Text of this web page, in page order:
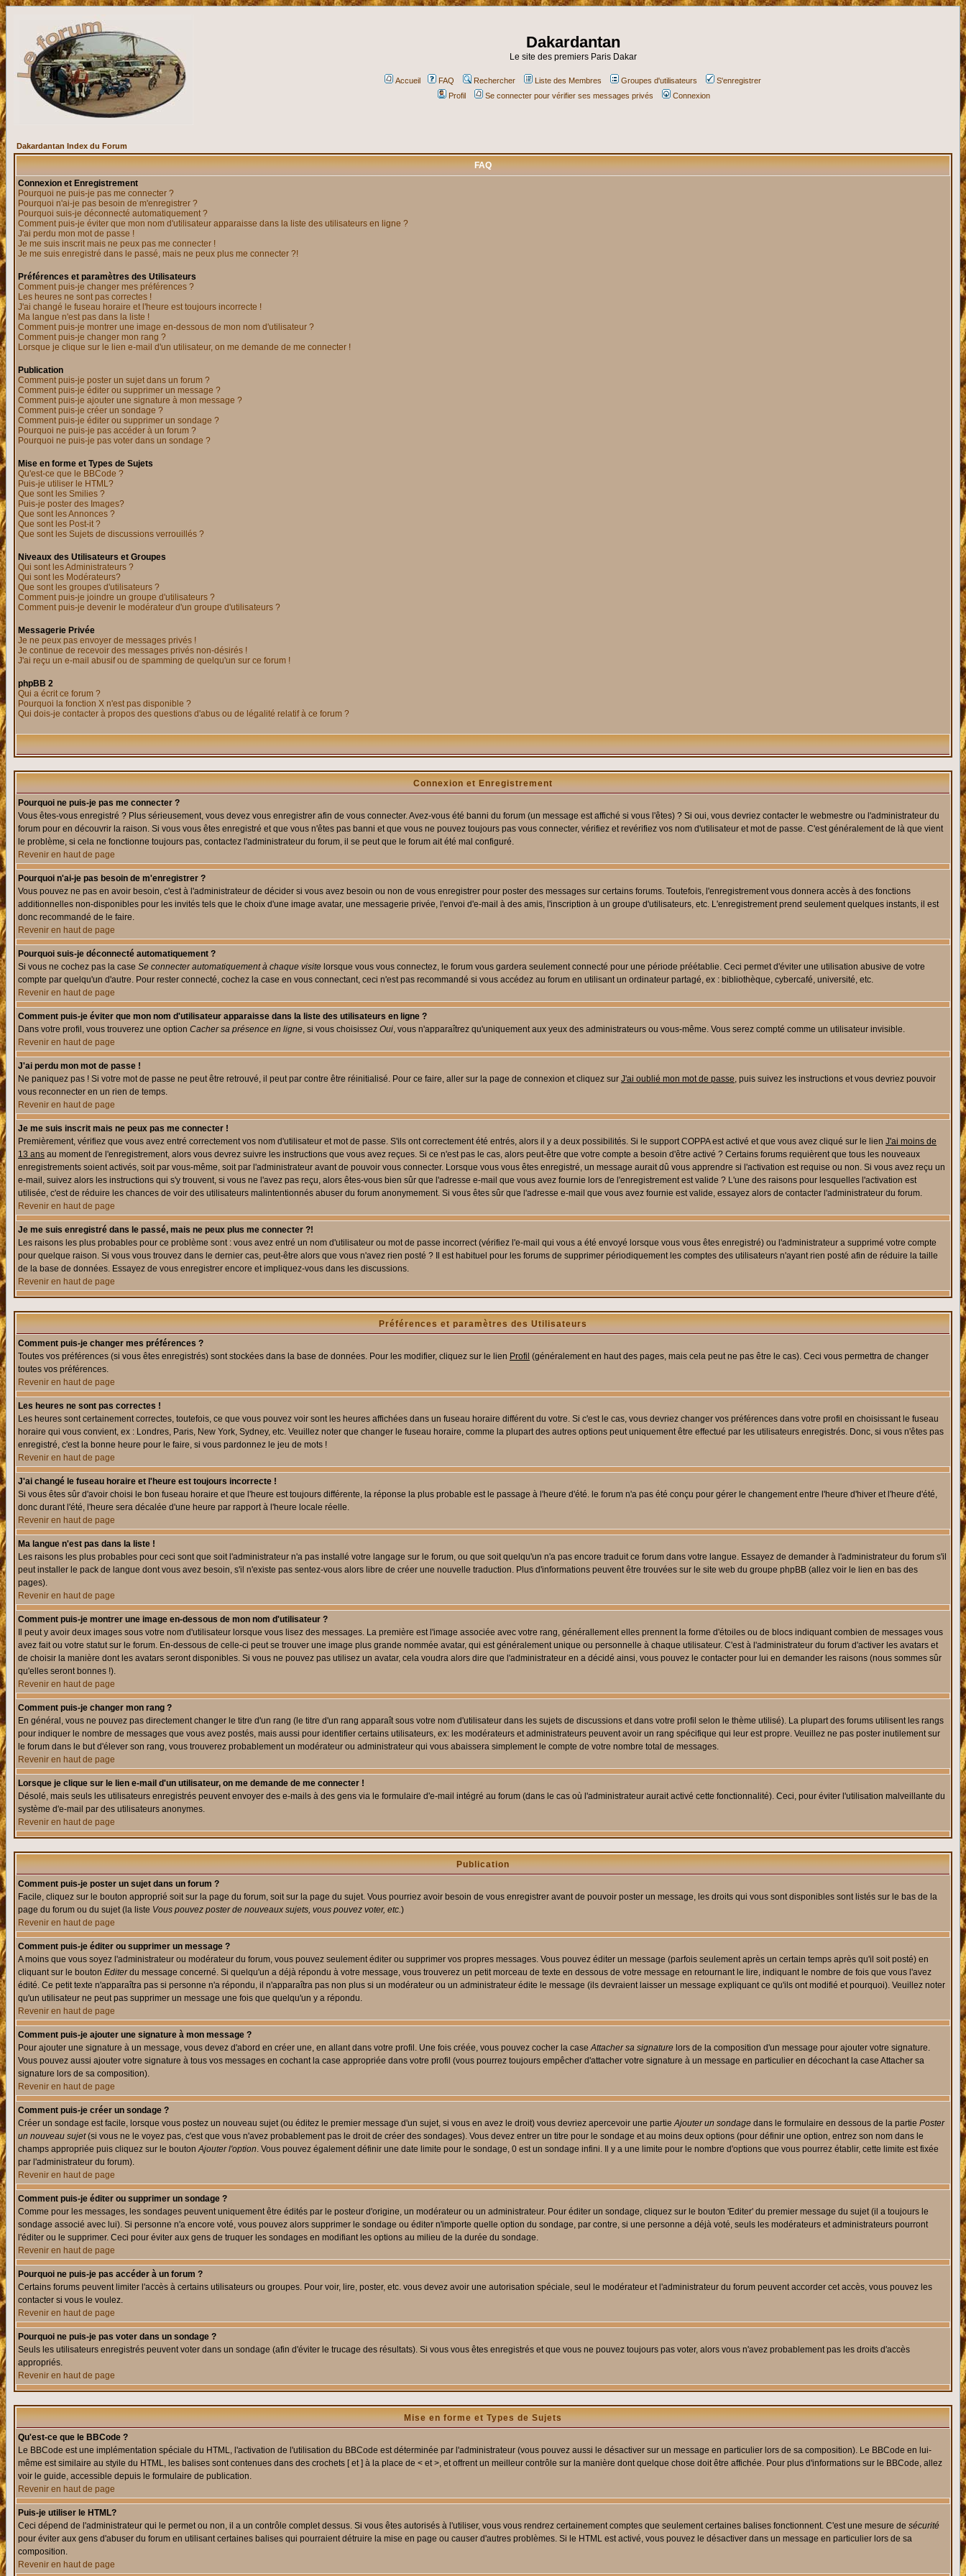
Dakardantan
Le site des premiers Paris Dakar
Accueil FAQ Rechercher Liste des Membres Groupes d'utilisateurs
S'enregistrer
Profil
Se connecter pour vérifier ses messages privés Connexion
Dakardantan Index du Forum
FAQ
Connexion et Enregistrement
Pourquoi ne puis-je pas me connecter ?
Pourquoi n'ai-je pas besoin de m'enregistrer ?
Pourquoi suis-je déconnecté automatiquement ?
Comment puis-je éviter que mon nom d'utilisateur apparaisse dans la liste des utilisateurs en ligne ?
J'ai perdu mon mot de passe !
Je me suis inscrit mais ne peux pas me connecter !
Je me suis enregistré dans le passé, mais ne peux plus me connecter ?!
Préférences et paramètres des Utilisateurs
Comment puis-je changer mes préférences ?
Les heures ne sont pas correctes !
J'ai changé le fuseau horaire et l'heure est toujours incorrecte !
Ma langue n'est pas dans la liste !
Comment puis-je montrer une image en-dessous de mon nom d'utilisateur ?
Comment puis-je changer mon rang ?
Lorsque je clique sur le lien e-mail d'un utilisateur, on me demande de me connecter !
Publication
Comment puis-je poster un sujet dans un forum ?
Comment puis-je éditer ou supprimer un message ?
Comment puis-je ajouter une signature à mon message ?
Comment puis-je créer un sondage ?
Comment puis-je éditer ou supprimer un sondage ?
Pourquoi ne puis-je pas accéder à un forum ?
Pourquoi ne puis-je pas voter dans un sondage ?
Mise en forme et Types de Sujets
Qu'est-ce que le BBCode ?
Puis-je utiliser le HTML?
Que sont les Smilies ?
Puis-je poster des Images?
Que sont les Annonces ?
Que sont les Post-it ?
Que sont les Sujets de discussions verrouillés ?
Niveaux des Utilisateurs et Groupes
Qui sont les Administrateurs ?
Qui sont les Modérateurs?
Que sont les groupes d'utilisateurs ?
Comment puis-je joindre un groupe d'utilisateurs ?
Comment puis-je devenir le modérateur d'un groupe d'utilisateurs ?
Messagerie Privée
Je ne peux pas envoyer de messages privés !
Je continue de recevoir des messages privés non-désirés !
J'ai reçu un e-mail abusif ou de spamming de quelqu'un sur ce forum !
phpBB 2
Qui a écrit ce forum ?
Pourquoi la fonction X n'est pas disponible ?
Qui dois-je contacter à propos des questions d'abus ou de légalité relatif à ce forum ?
Connexion et Enregistrement
Pourquoi ne puis-je pas me connecter ?
Vous êtes-vous enregistré ? Plus sérieusement, vous devez vous enregistrer afin de vous connecter. Avez-vous été banni du forum (un message est affiché si vous l'êtes) ? Si oui, vous devriez contacter le webmestre ou l'administrateur du
forum pour en découvrir la raison. Si vous vous êtes enregistré et que vous n'êtes pas banni et que vous ne pouvez toujours pas vous connecter, vérifiez et revérifiez vos nom d'utilisateur et mot de passe. C'est généralement de là que vient
le problème, si cela ne fonctionne toujours pas, contactez l'administrateur du forum, il se peut que le forum ait été mal configuré.
Revenir en haut de page
Pourquoi n'ai-je pas besoin de m'enregistrer ?
Vous pouvez ne pas en avoir besoin, c'est à l'administrateur de décider si vous avez besoin ou non de vous enregistrer pour poster des messages sur certains forums. Toutefois, l'enregistrement vous donnera accès à des fonctions
additionnelles non-disponibles pour les invités tels que le choix d'une image avatar, une messagerie privée, l'envoi d'e-mail à des amis, l'inscription à un groupe d'utilisateurs, etc. L'enregistrement prend seulement quelques instants, il est
donc recommandé de le faire.
Revenir en haut de page
Pourquoi suis-je déconnecté automatiquement ?
Si vous ne cochez pas la case Se connecter automatiquement à chaque visite lorsque vous vous connectez, le forum vous gardera seulement connecté pour une période préétablie. Ceci permet d'éviter une utilisation abusive de votre
compte par quelqu'un d'autre. Pour rester connecté, cochez la case en vous connectant, ceci n'est pas recommandé si vous accédez au forum en utilisant un ordinateur partagé, ex : bibliothèque, cybercafé, université, etc.
Revenir en haut de page
Comment puis-je éviter que mon nom d'utilisateur apparaisse dans la liste des utilisateurs en ligne ?
Dans votre profil, vous trouverez une option Cacher sa présence en ligne, si vous choisissez Oui, vous n'apparaîtrez qu'uniquement aux yeux des administrateurs ou vous-même. Vous serez compté comme un utilisateur invisible.
Revenir en haut de page
J'ai perdu mon mot de passe !
Ne paniquez pas ! Si votre mot de passe ne peut être retrouvé, il peut par contre être réinitialisé. Pour ce faire, aller sur la page de connexion et cliquez sur J'ai oublié mon mot de passe, puis suivez les instructions et vous devriez pouvoir
vous reconnecter en un rien de temps.
Revenir en haut de page
Je me suis inscrit mais ne peux pas me connecter !
Premièrement, vérifiez que vous avez entré correctement vos nom d'utilisateur et mot de passe. S'ils ont correctement été entrés, alors il y a deux possibilités. Si le support COPPA est activé et que vous avez cliqué sur le lien J'ai moins de
13 ans au moment de l'enregistrement, alors vous devrez suivre les instructions que vous avez reçues. Si ce n'est pas le cas, alors peut-être que votre compte a besoin d'être activé ? Certains forums requièrent que tous les nouveaux
enregistrements soient activés, soit par vous-même, soit par l'administrateur avant de pouvoir vous connecter. Lorsque vous vous êtes enregistré, un message aurait dû vous apprendre si l'activation est requise ou non. Si vous avez reçu un
e-mail, suivez alors les instructions qui s'y trouvent, si vous ne l'avez pas reçu, alors êtes-vous bien sûr que l'adresse e-mail que vous avez fournie lors de l'enregistrement est valide ? L'une des raisons pour lesquelles l'activation est
utilisée, c'est de réduire les chances de voir des utilisateurs malintentionnés abuser du forum anonymement. Si vous êtes sûr que l'adresse e-mail que vous avez fournie est valide, essayez alors de contacter l'administrateur du forum.
Revenir en haut de page
Je me suis enregistré dans le passé, mais ne peux plus me connecter ?!
Les raisons les plus probables pour ce problème sont : vous avez entré un nom d'utilisateur ou mot de passe incorrect (vérifiez l'e-mail qui vous a été envoyé lorsque vous vous êtes enregistré) ou l'administrateur a supprimé votre compte
pour quelque raison. Si vous vous trouvez dans le dernier cas, peut-être alors que vous n'avez rien posté ? Il est habituel pour les forums de supprimer périodiquement les comptes des utilisateurs n'ayant rien posté afin de réduire la taille
de la base de données. Essayez de vous enregistrer encore et impliquez-vous dans les discussions.
Revenir en haut de page
Préférences et paramètres des Utilisateurs
Comment puis-je changer mes préférences ?
Toutes vos préférences (si vous êtes enregistrés) sont stockées dans la base de données. Pour les modifier, cliquez sur le lien Profil (généralement en haut des pages, mais cela peut ne pas être le cas). Ceci vous permettra de changer
toutes vos préférences.
Revenir en haut de page
Les heures ne sont pas correctes !
Les heures sont certainement correctes, toutefois, ce que vous pouvez voir sont les heures affichées dans un fuseau horaire différent du votre. Si c'est le cas, vous devriez changer vos préférences dans votre profil en choisissant le fuseau
horaire qui vous convient, ex : Londres, Paris, New York, Sydney, etc. Veuillez noter que changer le fuseau horaire, comme la plupart des autres options peut uniquement être effectué par les utilisateurs enregistrés. Donc, si vous n'êtes pas
enregistré, c'est la bonne heure pour le faire, si vous pardonnez le jeu de mots !
Revenir en haut de page
J'ai changé le fuseau horaire et l'heure est toujours incorrecte !
Si vous êtes sûr d'avoir choisi le bon fuseau horaire et que l'heure est toujours différente, la réponse la plus probable est le passage à l'heure d'été. le forum n'a pas été conçu pour gérer le changement entre l'heure d'hiver et l'heure d'été,
donc durant l'été, l'heure sera décalée d'une heure par rapport à l'heure locale réelle.
Revenir en haut de page
Ma langue n'est pas dans la liste !
Les raisons les plus probables pour ceci sont que soit l'administrateur n'a pas installé votre langage sur le forum, ou que soit quelqu'un n'a pas encore traduit ce forum dans votre langue. Essayez de demander à l'administrateur du forum s'il
peut installer le pack de langue dont vous avez besoin, s'il n'existe pas sentez-vous alors libre de créer une nouvelle traduction. Plus d'informations peuvent être trouvées sur le site web du groupe phpBB (allez voir le lien en bas des
pages).
Revenir en haut de page
Comment puis-je montrer une image en-dessous de mon nom d'utilisateur ?
Il peut y avoir deux images sous votre nom d'utilisateur lorsque vous lisez des messages. La première est l'image associée avec votre rang, générallement elles prennent la forme d'étoiles ou de blocs indiquant combien de messages vous
avez fait ou votre statut sur le forum. En-dessous de celle-ci peut se trouver une image plus grande nommée avatar, qui est généralement unique ou personnelle à chaque utilisateur. C'est à l'administrateur du forum d'activer les avatars et
de choisir la manière dont les avatars seront disponibles. Si vous ne pouvez pas utilisez un avatar, cela voudra alors dire que l'administrateur en a décidé ainsi, vous pouvez le contacter pour lui en demander les raisons (nous sommes sûr
qu'elles seront bonnes !).
Revenir en haut de page
Comment puis-je changer mon rang ?
En général, vous ne pouvez pas directement changer le titre d'un rang (le titre d'un rang apparaît sous votre nom d'utilisateur dans les sujets de discussions et dans votre profil selon le thème utilisé). La plupart des forums utilisent les rangs
pour indiquer le nombre de messages que vous avez postés, mais aussi pour identifier certains utilisateurs, ex: les modérateurs et administrateurs peuvent avoir un rang spécifique qui leur est propre. Veuillez ne pas poster inutilement sur
le forum dans le but d'élever son rang, vous trouverez probablement un modérateur ou administrateur qui vous abaissera simplement le compte de votre nombre total de messages.
Revenir en haut de page
Lorsque je clique sur le lien e-mail d'un utilisateur, on me demande de me connecter !
Désolé, mais seuls les utilisateurs enregistrés peuvent envoyer des e-mails à des gens via le formulaire d'e-mail intégré au forum (dans le cas où l'administrateur aurait activé cette fonctionnalité). Ceci, pour éviter l'utilisation malveillante du
système d'e-mail par des utilisateurs anonymes.
Revenir en haut de page
Publication
Comment puis-je poster un sujet dans un forum ?
Facile, cliquez sur le bouton approprié soit sur la page du forum, soit sur la page du sujet. Vous pourriez avoir besoin de vous enregistrer avant de pouvoir poster un message, les droits qui vous sont disponibles sont listés sur le bas de la
page du forum ou du sujet (la liste Vous pouvez poster de nouveaux sujets, vous pouvez voter, etc.)
Revenir en haut de page
Comment puis-je éditer ou supprimer un message ?
A moins que vous soyez l'administrateur ou modérateur du forum, vous pouvez seulement éditer ou supprimer vos propres messages. Vous pouvez éditer un message (parfois seulement après un certain temps après qu'il soit posté) en
cliquant sur le bouton Editerdu message concerné. Si quelqu'un a déjà répondu à votre message, vous trouverez un petit morceau de texte en dessous de votre message en retournant le lire, indiquant le nombre de fois que vous l'avez
édité. Ce petit texte n'apparaîtra pas si personne n'a répondu, il n'apparaîtra pas non plus si un modérateur ou un administrateur édite le message (ils devraient laisser un message expliquant ce qu'ils ont modifié et pourquoi). Veuillez noter
qu'un utilisateur ne peut pas supprimer un message une fois que quelqu'un y a répondu.
Revenir en haut de page
Comment puis-je ajouter une signature à mon message ?
Pour ajouter une signature à un message, vous devez d'abord en créer une, en allant dans votre profil. Une fois créée, vous pouvez cocher la caseAttacher sa signature lors de la composition d'un message pour ajouter votre signature.
Vous pouvez aussi ajouter votre signature à tous vos messages en cochant la case appropriée dans votre profil (vous pourrez toujours empêcher d'attacher votre signature à un message en particulier en décochant la case Attacher sa
signature lors de sa composition).
Revenir en haut de page
Comment puis-je créer un sondage ?
Créer un sondage est facile, lorsque vous postez un nouveau sujet (ou éditez le premier message d'un sujet, si vous en avez le droit) vous devriez apercevoir une partieAjouter un sondage dans le formulaire en dessous de la partie Poster
un nouveau sujet(si vous ne le voyez pas, c'est que vous n'avez probablement pas le droit de créer des sondages). Vous devez entrer un titre pour le sondage et au moins deux options (pour définir une option, entrez son nom dans le
champs appropriée puis cliquez sur le boutonAjouter l'option. Vous pouvez également définir une date limite pour le sondage, 0 est un sondage infini. Il y a une limite pour le nombre d'options que vous pourrez établir, cette limite est fixée
par l'administrateur du forum).
Revenir en haut de page
Comment puis-je éditer ou supprimer un sondage ?
Comme pour les messages, les sondages peuvent uniquement être édités par le posteur d'origine, un modérateur ou un administrateur. Pour éditer un sondage, cliquez sur le bouton 'Editer' du premier message du sujet (il a toujours le
sondage associé avec lui). Si personne n'a encore voté, vous pouvez alors supprimer le sondage ou éditer n'importe quelle option du sondage, par contre, si une personne a déjà voté, seuls les modérateurs et administrateurs pourront
l'éditer ou le supprimer. Ceci pour éviter aux gens de truquer les sondages en modifiant les options au milieu de la durée du sondage.
Revenir en haut de page
Pourquoi ne puis-je pas accéder à un forum ?
Certains forums peuvent limiter l'accès à certains utilisateurs ou groupes. Pour voir, lire, poster, etc. vous devez avoir une autorisation spéciale, seul le modérateur et l'administrateur du forum peuvent accorder cet accès, vous pouvez les
contacter si vous le voulez.
Revenir en haut de page
Pourquoi ne puis-je pas voter dans un sondage ?
Seuls les utilisateurs enregistrés peuvent voter dans un sondage (afin d'éviter le trucage des résultats). Si vous vous êtes enregistrés et que vous ne pouvez toujours pas voter, alors vous n'avez probablement pas les droits d'accès
appropriés.
Revenir en haut de page
Mise en forme et Types de Sujets
Qu'est-ce que le BBCode ?
Le BBCode est une implémentation spéciale du HTML, l'activation de l'utilisation du BBCode est déterminée par l'administrateur (vous pouvez aussi le désactiver sur un message en particulier lors de sa composition). Le BBCode en lui-
même est similaire au styile du HTML, les balises sont contenues dans des crochets [ et ] à la place de < et >, et offrent un meilleur contrôle sur la manière dont quelque chose doit être affichée. Pour plus d'informations sur le BBCode, allez
voir le guide, accessible depuis le formulaire de publication.
Revenir en haut de page
Puis-je utiliser le HTML?
Ceci dépend de l'administrateur qui le permet ou non, il a un contrôle complet dessus. Si vous êtes autorisés à l'utiliser, vous vous rendrez certainement comptes que seulement certaines balises fonctionnent. C'est une mesure de sécurité
pour éviter aux gens d'abuser du forum en utilisant certaines balises qui pourraient détruire la mise en page ou causer d'autres problèmes. Si le HTML est activé, vous pouvez le désactiver dans un message en particulier lors de sa
composition.
Revenir en haut de page